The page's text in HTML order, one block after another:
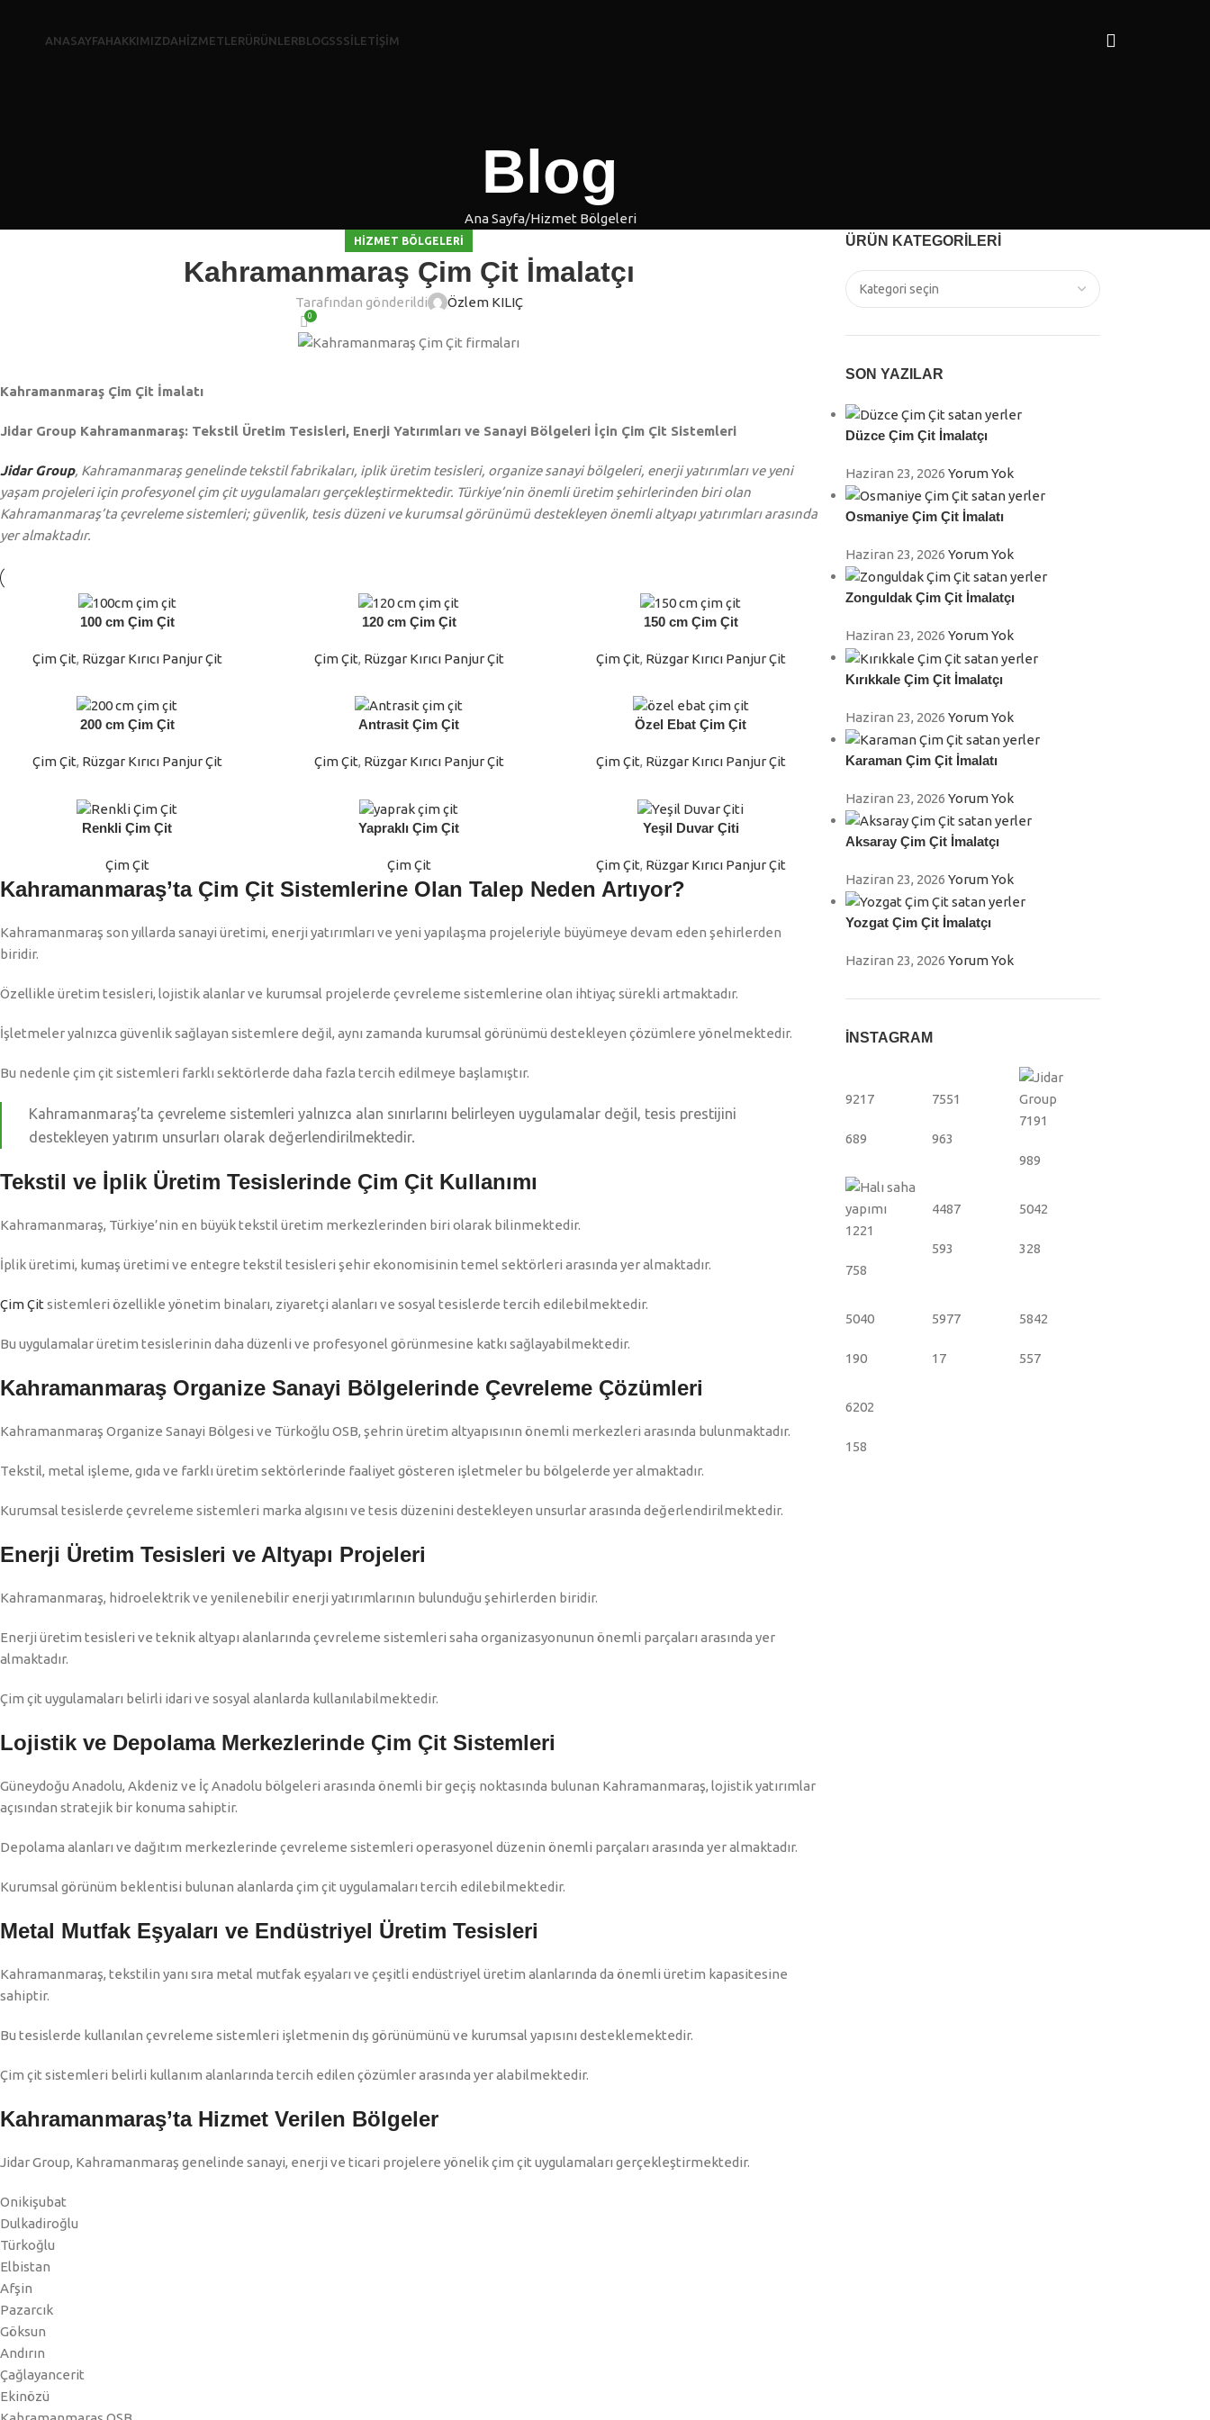
ANASAYFAHAKKIMIZDAHİZMETLERÜRÜNLERBLOGSSSİLETİŞİM
Blog
Ana Sayfa Hizmet Bölgeleri
HIZMET BÖLGELERI
Kahramanmaraş Çim Çit İmalatçı
Tarafından gönderildi Özlem KILIÇ
0
Kahramanmaraş Çim Çit İmalatı
Jidar Group Kahramanmaraş: Tekstil Üretim Tesisleri, Enerji Yatırımları ve Sanayi Bölgeleri İçin Çim Çit Sistemleri
Jidar Group, Kahramanmaraş genelinde tekstil fabrikaları, iplik üretim tesisleri, organize sanayi bölgeleri, enerji yatırımları ve yeni
yaşam projeleri için profesyonel çim çit uygulamaları gerçekleştirmektedir. Türkiye’nin önemli üretim şehirlerinden biri olan
Kahramanmaraş’ta çevreleme sistemleri; güvenlik, tesis düzeni ve kurumsal görünümü destekleyen önemli altyapı yatırımları arasında
yer almaktadır.
DEVAMINI OKU100 cm Çim Çit
Çim Çit, Rüzgar Kırıcı Panjur Çit
DEVAMINI OKU120 cm Çim Çit
Çim Çit, Rüzgar Kırıcı Panjur Çit
DEVAMINI OKU150 cm Çim Çit
Çim Çit, Rüzgar Kırıcı Panjur Çit
DEVAMINI OKU200 cm Çim Çit
Çim Çit, Rüzgar Kırıcı Panjur Çit
DEVAMINI OKUAntrasit Çim Çit
Çim Çit, Rüzgar Kırıcı Panjur Çit
DEVAMINI OKUÖzel Ebat Çim Çit
Çim Çit, Rüzgar Kırıcı Panjur Çit
DEVAMINI OKURenkli Çim Çit
Çim Çit
DEVAMINI OKUYapraklı Çim Çit
Çim Çit
DEVAMINI OKUYeşil Duvar Çiti
Çim Çit, Rüzgar Kırıcı Panjur Çit
Kahramanmaraş’ta Çim Çit Sistemlerine Olan Talep Neden Artıyor?
Kahramanmaraş son yıllarda sanayi üretimi, enerji yatırımları ve yeni yapılaşma projeleriyle büyümeye devam eden şehirlerden
biridir.
Özellikle üretim tesisleri, lojistik alanlar ve kurumsal projelerde çevreleme sistemlerine olan ihtiyaç sürekli artmaktadır.
İşletmeler yalnızca güvenlik sağlayan sistemlere değil, aynı zamanda kurumsal görünümü destekleyen çözümlere yönelmektedir.
Bu nedenle çim çit sistemleri farklı sektörlerde daha fazla tercih edilmeye başlamıştır.
Kahramanmaraş’ta çevreleme sistemleri yalnızca alan sınırlarını belirleyen uygulamalar değil, tesis prestijini
destekleyen yatırım unsurları olarak değerlendirilmektedir.
Tekstil ve İplik Üretim Tesislerinde Çim Çit Kullanımı
Kahramanmaraş, Türkiye’nin en büyük tekstil üretim merkezlerinden biri olarak bilinmektedir.
İplik üretimi, kumaş üretimi ve entegre tekstil tesisleri şehir ekonomisinin temel sektörleri arasında yer almaktadır.
Çim Çit sistemleri özellikle yönetim binaları, ziyaretçi alanları ve sosyal tesislerde tercih edilebilmektedir.
Bu uygulamalar üretim tesislerinin daha düzenli ve profesyonel görünmesine katkı sağlayabilmektedir.
Kahramanmaraş Organize Sanayi Bölgelerinde Çevreleme Çözümleri
Kahramanmaraş Organize Sanayi Bölgesi ve Türkoğlu OSB, şehrin üretim altyapısının önemli merkezleri arasında bulunmaktadır.
Tekstil, metal işleme, gıda ve farklı üretim sektörlerinde faaliyet gösteren işletmeler bu bölgelerde yer almaktadır.
Kurumsal tesislerde çevreleme sistemleri marka algısını ve tesis düzenini destekleyen unsurlar arasında değerlendirilmektedir.
Enerji Üretim Tesisleri ve Altyapı Projeleri
Kahramanmaraş, hidroelektrik ve yenilenebilir enerji yatırımlarının bulunduğu şehirlerden biridir.
Enerji üretim tesisleri ve teknik altyapı alanlarında çevreleme sistemleri saha organizasyonunun önemli parçaları arasında yer
almaktadır.
Çim çit uygulamaları belirli idari ve sosyal alanlarda kullanılabilmektedir.
Lojistik ve Depolama Merkezlerinde Çim Çit Sistemleri
Güneydoğu Anadolu, Akdeniz ve İç Anadolu bölgeleri arasında önemli bir geçiş noktasında bulunan Kahramanmaraş, lojistik yatırımlar
açısından stratejik bir konuma sahiptir.
Depolama alanları ve dağıtım merkezlerinde çevreleme sistemleri operasyonel düzenin önemli parçaları arasında yer almaktadır.
Kurumsal görünüm beklentisi bulunan alanlarda çim çit uygulamaları tercih edilebilmektedir.
Metal Mutfak Eşyaları ve Endüstriyel Üretim Tesisleri
Kahramanmaraş, tekstilin yanı sıra metal mutfak eşyaları ve çeşitli endüstriyel üretim alanlarında da önemli üretim kapasitesine
sahiptir.
Bu tesislerde kullanılan çevreleme sistemleri işletmenin dış görünümünü ve kurumsal yapısını desteklemektedir.
Çim çit sistemleri belirli kullanım alanlarında tercih edilen çözümler arasında yer alabilmektedir.
Kahramanmaraş’ta Hizmet Verilen Bölgeler
Jidar Group, Kahramanmaraş genelinde sanayi, enerji ve ticari projelere yönelik çim çit uygulamaları gerçekleştirmektedir.
Onikişubat
Dulkadiroğlu
Türkoğlu
Elbistan
Afşin
Pazarcık
Göksun
Andırın
Çağlayancerit
Ekinözü
ÜRÜN KATEGORILERI
SON YAZILAR
Düzce Çim Çit İmalatçı
Haziran 23, 2026 Yorum Yok
Osmaniye Çim Çit İmalatı
Haziran 23, 2026 Yorum Yok
Zonguldak Çim Çit İmalatçı
Haziran 23, 2026 Yorum Yok
Kırıkkale Çim Çit İmalatçı
Haziran 23, 2026 Yorum Yok
Karaman Çim Çit İmalatı
Haziran 23, 2026 Yorum Yok
Aksaray Çim Çit İmalatçı
Haziran 23, 2026 Yorum Yok
Yozgat Çim Çit İmalatçı
Haziran 23, 2026 Yorum Yok
İNSTAGRAM
9217
689
7551
963
7191
989
1221
758
4487
593
5042
328
5040
190
5977
17
5842
557
6202
158